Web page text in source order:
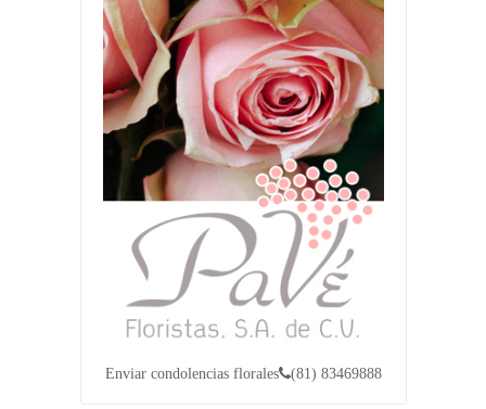
Enviar condolencias florales (81) 83469888